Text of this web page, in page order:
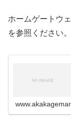
ホームゲートウ
を参照ください。